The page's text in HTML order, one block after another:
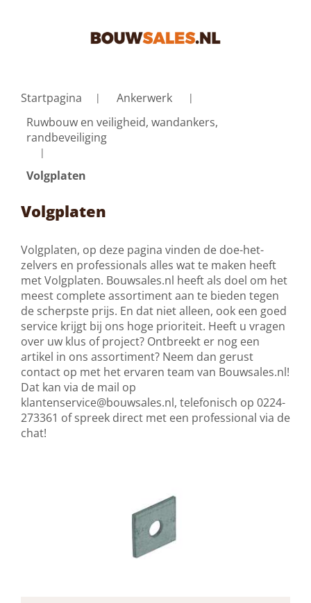
Startpagina
Ankerwerk
Ruwbouw en veiligheid, wandankers,
randbeveiliging
Volgplaten
Volgplaten
Volgplaten, op deze pagina vinden de doe-het-
zelvers en professionals alles wat te maken heeft
met Volgplaten. Bouwsales.nl heeft als doel om het
meest complete assortiment aan te bieden tegen
de scherpste prijs. En dat niet alleen, ook een goed
service krijgt bij ons hoge prioriteit. Heeft u vragen
over uw klus of project? Ontbreekt er nog een
artikel in ons assortiment? Neem dan gerust
contact op met het ervaren team van Bouwsales.nl!
Dat kan via de mail op
klantenservice@bouwsales.nl, telefonisch op 0224-
273361 of spreek direct met een professional via de
chat!